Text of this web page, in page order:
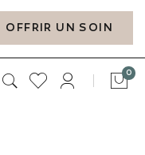
OFFRIR UN SOIN
0